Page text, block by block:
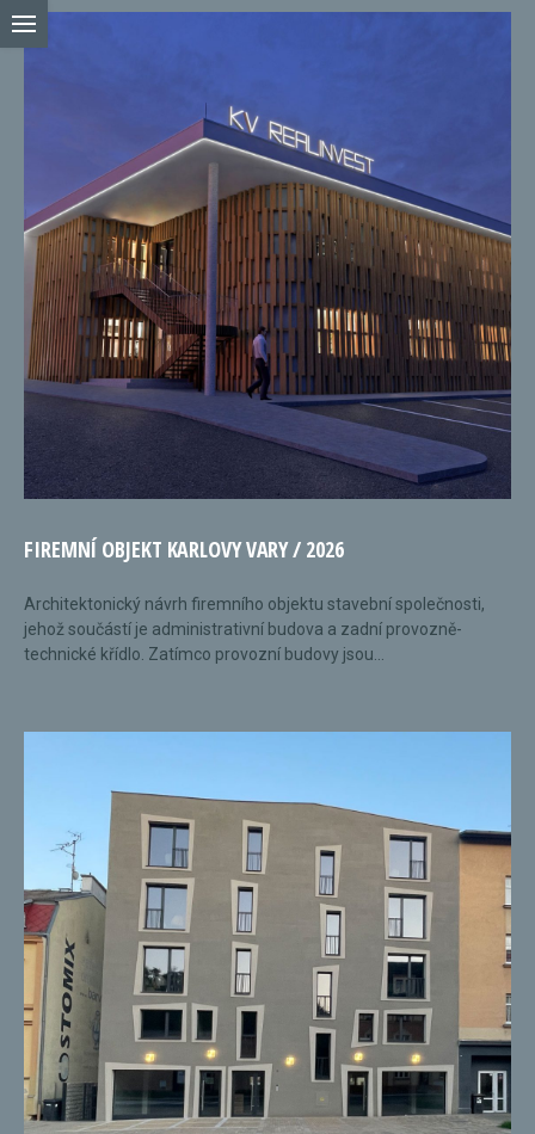
FIREMNÍ OBJEKT KARLOVY VARY / 2026
Architektonický návrh firemního objektu stavební společnosti,
jehož součástí je administrativní budova a zadní provozně-
technické křídlo. Zatímco provozní budovy jsou...